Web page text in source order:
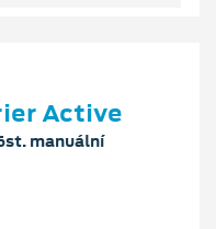
Active
manuální